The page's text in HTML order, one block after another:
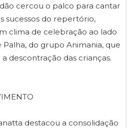
cercou o palco para cantar
sucessos do repertório,
clima de celebração ao lado
do grupo Animania, que
descontração das crianças.
destacou a consolidação